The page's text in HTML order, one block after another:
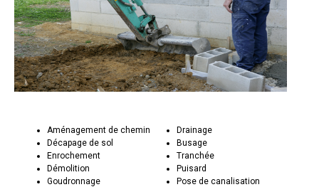
Aménagement de chemin
Décapage de sol
Enrochement
Démolition
Goudronnage
Drainage
Busage
Tranchée
Puisard
Pose de canalisation